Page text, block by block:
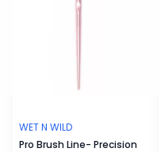
WET N WILD
Pro Brush Line- Precision